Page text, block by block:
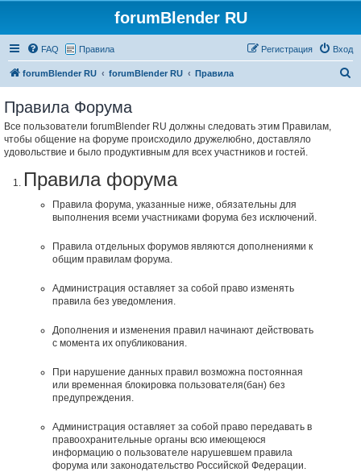
forumBlender RU
FAQ Правила Вход
Регистрация
forumBlender RU forumBlender RU Правила
Правила Форума
Все пользователи forumBlender RU должны следовать этим Правилам,
чтобы общение на форуме происходило дружелюбно, доставляло
удовольствие и было продуктивным для всех участников и гостей.
Правила форума
Правила форума, указанные ниже, обязательны для
выполнения всеми участниками форума без исключений.
Правила отдельных форумов являются дополнениями к
общим правилам форума.
Администрация оставляет за собой право изменять
правила без уведомления.
Дополнения и изменения правил начинают действовать
с момента их опубликования.
При нарушение данных правил возможна постоянная
или временная блокировка пользователя(бан) без
предупреждения.
Администрация оставляет за собой право передавать в
правоохранительные органы всю имеющеюся
информацию о пользователе нарушевшем правила
форума или законодательство Российской Федерации.